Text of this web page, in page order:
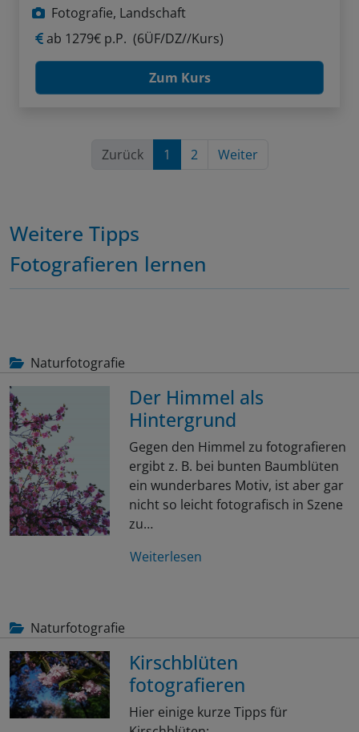
Fotografie, Landschaft
ab 1279€ p.P. (6ÜF/DZ//Kurs)
Zum Kurs
Zurück 1 2 Weiter
Weitere Tipps
Fotografieren lernen
Naturfotografie
Der Himmel als
Hintergrund
Gegen den Himmel zu fotografieren
ergibt z. B. bei bunten Baumblüten
ein wunderbares Motiv, ist aber gar
nicht so leicht fotografisch in Szene
zu…
Weiterlesen
Naturfotografie
Kirschblüten
fotografieren
Hier einige kurze Tipps für